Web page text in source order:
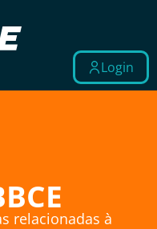
Login
relacionadas à